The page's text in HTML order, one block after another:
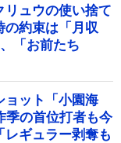
ュウの使い捨て
約束は「月収
「お前たち
ョット「小園海
の首位打者も今
ギュラー剥奪も